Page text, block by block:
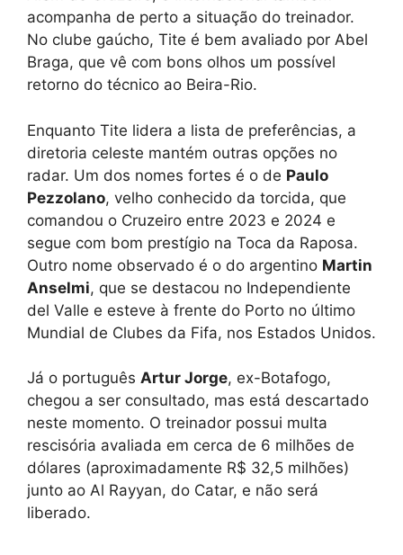
acompanha de perto a situação do treinador.
No clube gaúcho, Tite é bem avaliado por Abel
Braga, que vê com bons olhos um possível
retorno do técnico ao Beira-Rio.
Enquanto Tite lidera a lista de preferências, a
diretoria celeste mantém outras opções no
radar. Um dos nomes fortes é o de Paulo
Pezzolano, velho conhecido da torcida, que
comandou o Cruzeiro entre 2023 e 2024 e
segue com bom prestígio na Toca da Raposa.
Outro nome observado é o do argentino Martin
Anselmi, que se destacou no Independiente
del Valle e esteve à frente do Porto no último
Mundial de Clubes da Fifa, nos Estados Unidos.
Já o português Artur Jorge, ex-Botafogo,
chegou a ser consultado, mas está descartado
neste momento. O treinador possui multa
rescisória avaliada em cerca de 6 milhões de
dólares (aproximadamente R$ 32,5 milhões)
junto ao Al Rayyan, do Catar, e não será
liberado.